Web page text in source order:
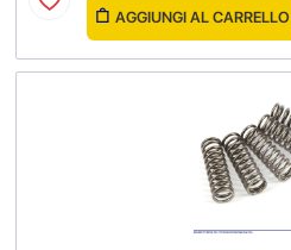
AGGIUNGI AL CARRELLO